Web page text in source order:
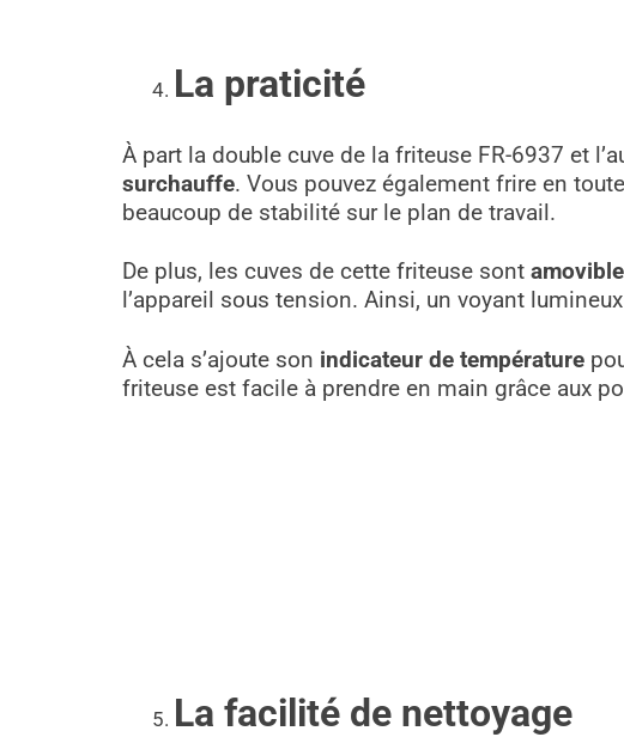
La praticité
À part la double cuve de la friteuse FR-6937 et
surchauffe. Vous pouvez également frire en
beaucoup de stabilité sur le plan de travail.
De plus, les cuves de cette friteuse sont
l’appareil sous tension. Ainsi, un voyant
À cela s’ajoute son indicateur de température
friteuse est facile à prendre en main grâce aux
La facilité de nettoyage